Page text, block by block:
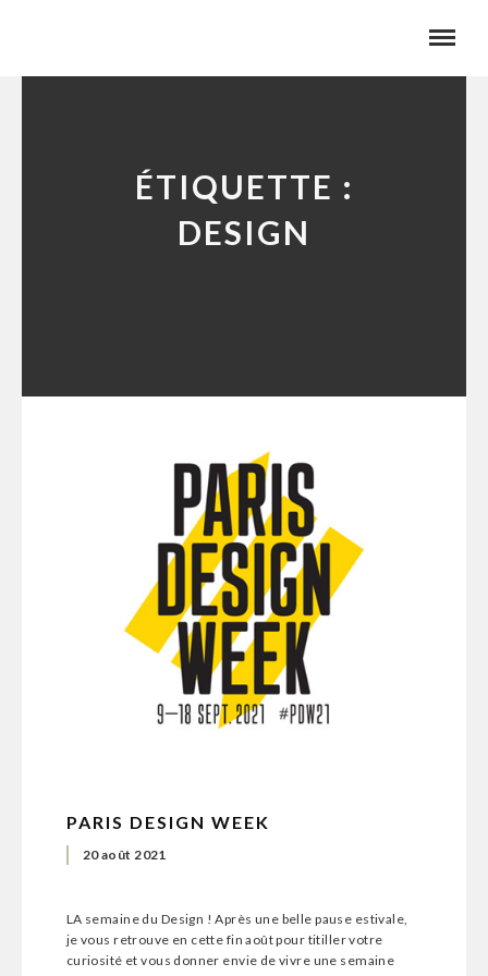
ÉTIQUETTE :
DESIGN
PARIS DESIGN WEEK
20 août 2021
LA semaine du Design ! Après une belle pause estivale,
je vous retrouve en cette fin août pour titiller votre
curiosité et vous donner envie de vivre une semaine